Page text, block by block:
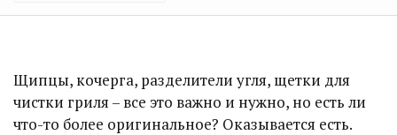
Щипцы, кочерга, разделители угля, щетки для
чистки гриля – все это важно и нужно, но есть ли
что-то более оригинальное? Оказывается есть.